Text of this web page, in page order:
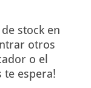
stock en
otros
o el
te espera!